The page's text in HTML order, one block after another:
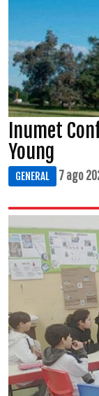
Inumet
Young
GENERAL 7 ago